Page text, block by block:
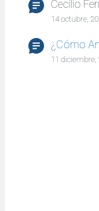
Cecilio
14 octubre,
¿Cómo
11 diciembre,